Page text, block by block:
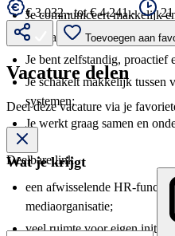
Je communiceert makkelijk
Je gaat zorgvuldig om met
Je bent zelfstandig, proactief
Je schakelt makkelijk tussen
systemen;
Je werkt graag samen en
Wat je krijgt
een afwisselende HR-functie
mediaorganisatie;
veel ruimte voor eigen
€ 3.032,- tot € 4.241,- 21
Toevoegen aan
Vacature delen
Deel deze vacature via je
Deelbare link